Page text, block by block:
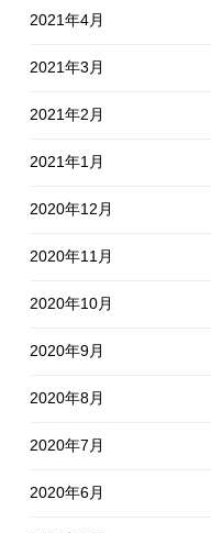
2021年4月
2021年3月
2021年2月
2021年1月
2020年12月
2020年11月
2020年10月
2020年9月
2020年8月
2020年7月
2020年6月